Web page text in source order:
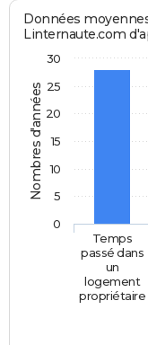
Nombres d'années
Données
Linternaute.com
Temps
passé dans
un
logement
propriétaire
0
5
10
15
20
25
30